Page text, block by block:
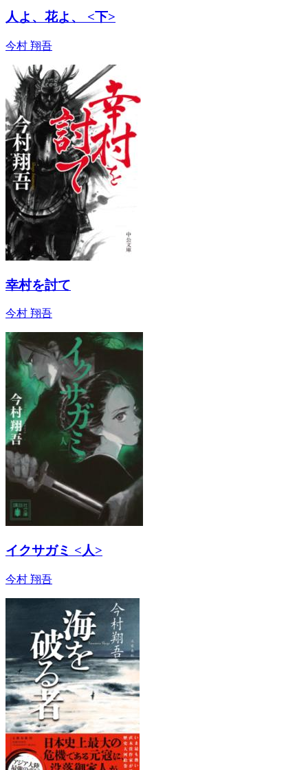
人よ、花よ、 <下>
今村 翔吾
幸村を討て
今村 翔吾
イクサガミ <人>
今村 翔吾